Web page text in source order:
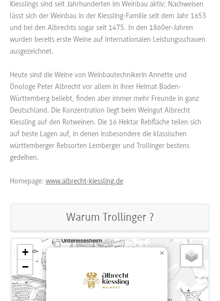
Kiesslings sind seit Jahrhunderten im Weinbau aktiv; Nachweisen
lässt sich der Weinbau in der Kiessling-Familie seit dem Jahr 1653
und bei den Albrechts sogar seit 1475. In den 1860er-Jahren
wurden bereits erste Weine auf internationalen Leistungsschauen
ausgezeichnet.
Heute sind die Weine von Weinbautechnikerin Annette und
Önologe Peter Albrecht vor allem in ihrer Heimat Baden-
Württemberg beliebt, finden aber immer mehr Freunde in ganz
Deutschland. Die Konzentration liegt beim Weingut Albrecht
Kiessling auf den Rotweinen. Die 16 Hektar Rebfläche teilen sich
auf beste Lagen auf, in denen insbesondere die klassischen
württemberger Rebsorten Lemberger und Trollinger bestens
gedeihen.
Homepage: www.albrecht-kiessling.de
Warum Trollinger ?
×
+
−